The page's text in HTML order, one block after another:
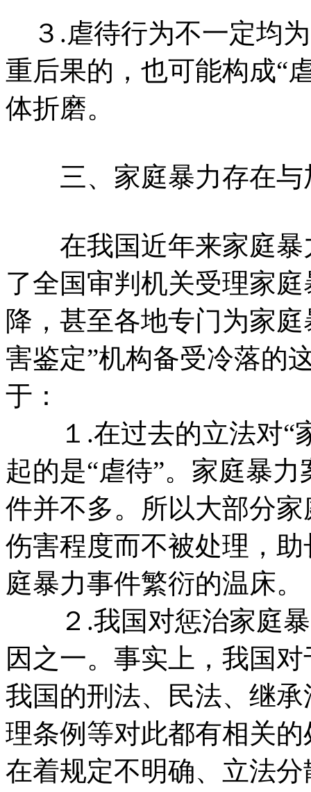
３.虐待行为不一定均
重后果的，也可能构成“
体折磨。
三、家庭暴力存在与
在我国近年来家庭暴
了全国审判机关受理家
降，甚至各地专门为家
害鉴定”机构备受冷落的
于：
１.在过去的立法对“
起的是“虐待”。家庭暴
件并不多。所以大部分
伤害程度而不被处理，
庭暴力事件繁衍的温床。
２.我国对惩治家庭暴
因之一。事实上，我国
我国的刑法、民法、继
理条例等对此都有相关
在着规定不明确、立法